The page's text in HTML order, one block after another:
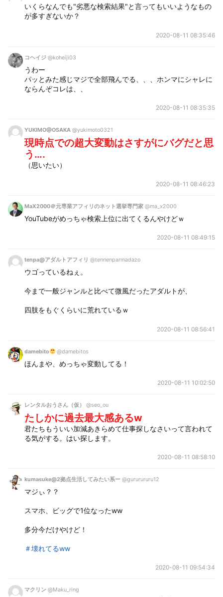
いくらなんでも"劣悪な検索結果"と言ってもいいようなもの
が多すぎないか？
2020-08-11 08:35:46
コヘイジ @koheiji03
うわー
パッとみた感じマジで全部飛んでる、、、ホンマにシャレに
ならんぞコレは、、
2020-08-11 08:35:35
YUKIMO@OSAKA @yukimoto0321
現時点での超大変動はさすがにバグだと思
う….
（思いたい）
2020-08-11 08:46:23
MaX2000＠元専業アフィリのネット選挙専門家 @ma_x2000
YouTubeがめっちゃ検索上位に出てくるんやけどｗ
2020-08-11 08:49:15
tenpa@アダルトアフィリ @tennenparmadazo
ウゴっているねぇ。
今まで一般ジャンルと比べて微風だったアダルトが、
四肢をもぐくらいに荒れているｗ
2020-08-11 08:56:41
damebito @damebitos
ほんまや、めっちゃ変動してる！
2020-08-11 10:02:50
レンタルおうさん（仮） @seo_ou
たしかに過去最大感あるw
君たちもういい加減あきらめて仕事探しなさいって言われて
る気がする。はい探します。
2020-08-11 08:58:10
kumasuke@2拠点生活してみたい系ー @gururururu12
マジぃ？？
スマホ、ビッグで1位なったww
多分今だけやけど！
＃壊れてるww
2020-08-11 09:54:34
マクリン @Maku_ring